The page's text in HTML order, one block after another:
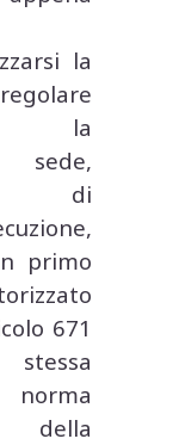
la
la
sede,
di
primo
671
della